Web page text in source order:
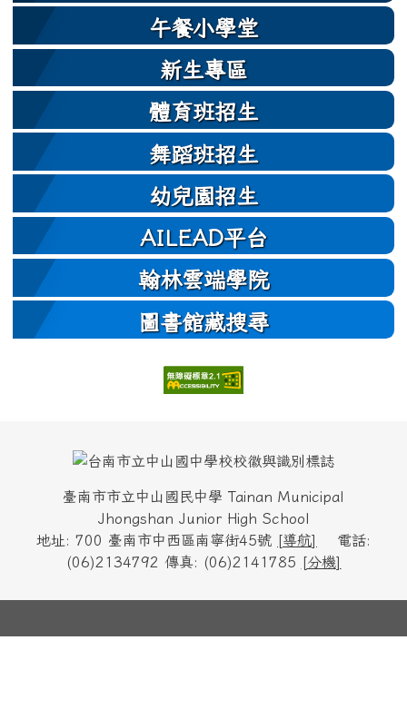
午餐小學堂
新生專區
體育班招生
舞蹈班招生
幼兒園招生
AILEAD平台
翰林雲端學院
圖書館藏搜尋
頁尾區域內容
臺南市市立中山國民中學 Tainan Municipal
Jhongshan Junior High School
地址: 700 臺南市中西區南寧街45號
[導航]
電話:
(06)2134792 傳真: (06)2141785
[分機]